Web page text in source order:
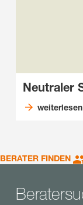
Neutraler
weiterlesen
BERATER FINDEN